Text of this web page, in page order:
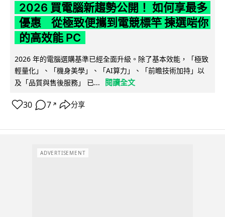
2026 買電腦新趨勢公開！ 如何享最多
優惠 從極致便攜到電競標竿 揀選啱你
的高效能 PC
2026 年的電腦選購基準已經全面升級。除了基本效能，「極致
輕量化」、「機身美學」、「AI算力」、「前瞻技術加持」以
及「品質與售後服務」 已...
閱讀全文
30 7 ↗ 分享
ADVERTISEMENT